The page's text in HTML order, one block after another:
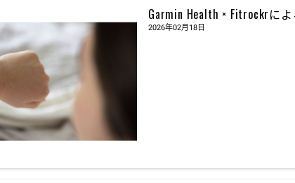
Garmin Health × Fitrockrに
2026年02月18日